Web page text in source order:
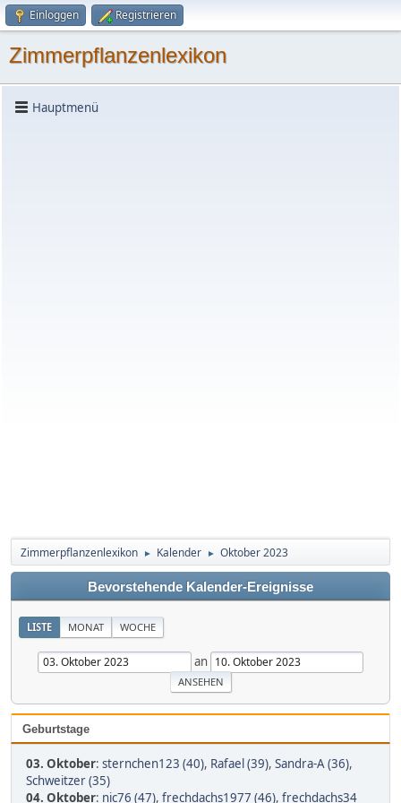
Einloggen Registrieren
Zimmerpflanzenlexikon
Hauptmenü
Zimmerpflanzenlexikon ► Kalender ► Oktober 2023
Bevorstehende Kalender-Ereignisse
LISTE MONAT WOCHE
an
Geburtstage
03. Oktober: sternchen123 (40), Rafael (39), Sandra-A (36),
Schweitzer (35)
04. Oktober: nic76 (47), frechdachs1977 (46), frechdachs34